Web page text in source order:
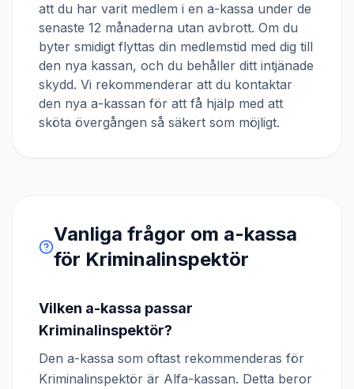
att du har varit medlem i en a-kassa under de
senaste 12 månaderna utan avbrott. Om du
byter smidigt flyttas din medlemstid med dig till
den nya kassan, och du behåller ditt intjänade
skydd. Vi rekommenderar att du kontaktar
den nya a-kassan för att få hjälp med att
sköta övergången så säkert som möjligt.
Vanliga frågor om a-kassa
för Kriminalinspektör
Vilken a-kassa passar
Kriminalinspektör?
Den a-kassa som oftast rekommenderas för
Kriminalinspektör är Alfa-kassan. Detta beror